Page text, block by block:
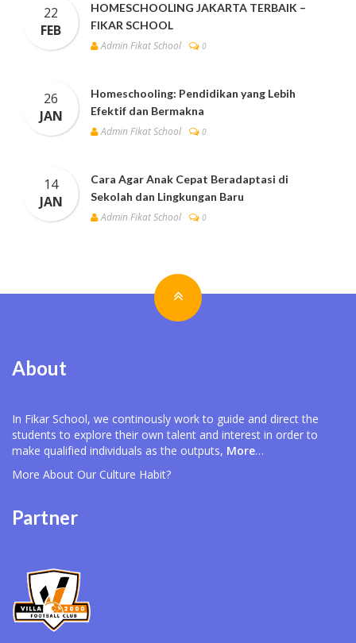
22
FEB
HOMESCHOOLING JAKARTA TERBAIK –
FIKAR SCHOOL
Admin Fikat School
0
26
JAN
Homeschooling: Pendidikan yang Lebih
Efektif dan Bermakna
Admin Fikat School
0
14
JAN
Cara Agar Anak Cepat Beradaptasi di
Sekolah dan Lingkungan Baru
Admin Fikat School
0
About
In Fikar School, we continously work to guide and direct the
students to explore their own talent and interest in order to
make qualified individuals as the outputs, More…
More About Our Culture Habit?
Partner